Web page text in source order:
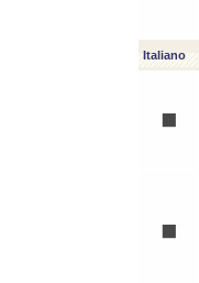
Italiano